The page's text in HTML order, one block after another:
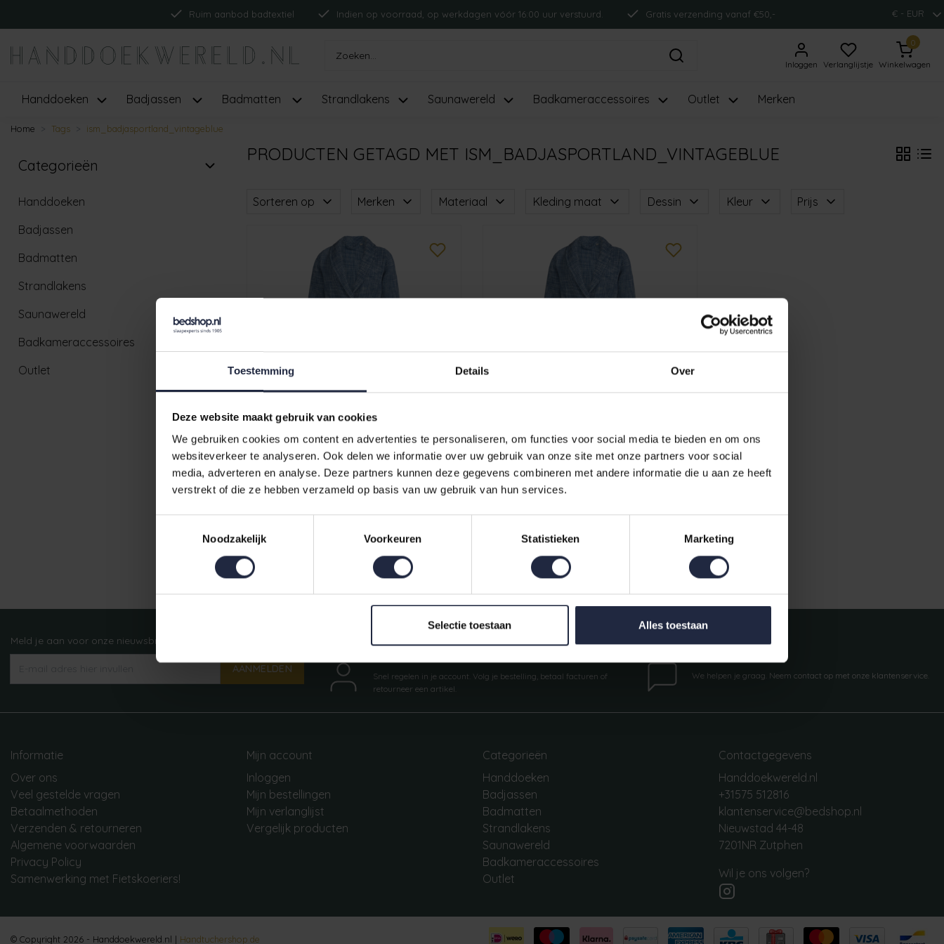
Toestemming Details Over
Deze website maakt gebruik van cookies
We gebruiken cookies om content en advertenties te personaliseren, om functies voor social media te bieden en om ons
websiteverkeer te analyseren. Ook delen we informatie over uw gebruik van onze site met onze partners voor social
media, adverteren en analyse. Deze partners kunnen deze gegevens combineren met andere informatie die u aan ze heeft
verstrekt of die ze hebben verzameld op basis van uw gebruik van hun services.
Noodzakelijk
Voorkeuren Statistieken Marketing
Selectie toestaan Alles toestaan
Ruim aanbod badtextiel Indien op voorraad, op werkdagen vóór 16:00 uur verstuurd. Gratis verzending vanaf €50,- € - EUR
Inloggen Verlanglijstje
0
Winkelwagen
Handdoeken Badjassen Badmatten Strandlakens Saunawereld Badkameraccessoires Outlet Merken
Home Tags ism_badjasportland_vintageblue
Categorieën
Handdoeken
Badjassen
Badmatten
Strandlakens
Saunawereld
Badkameraccessoires
Outlet
PRODUCTEN GETAGD MET ISM_BADJASPORTLAND_VINTAGEBLUE
Sorteren op Merken Materiaal Kleding maat Dessin Kleur Prijs
Vandyck Portland Badjas Vintage
Blue Medium
Vandyck Portland Badjas Vintage
Blue Small
Ruim aanbod badtextiel Indien op voorraad, op werkdagen vóór 16:00 uur verstuurd. Gratis verzending vanaf €50,-
Meld je aan voor onze nieuwsbrief!
AANMELDEN
Mijn account
Snel regelen in je account. Volg je bestelling, betaal facturen of
retourneer een artikel.
Vragen?
We helpen je graag. Neem contact op met onze klantenservice.
Informatie
Over ons
Veel gestelde vragen
Betaalmethoden
Verzenden & retourneren
Algemene voorwaarden
Privacy Policy
Samenwerking met Fietskoeriers!
Mijn account
Inloggen
Mijn bestellingen
Mijn verlanglijst
Vergelijk producten
Categorieën
Handdoeken
Badjassen
Badmatten
Strandlakens
Saunawereld
Badkameraccessoires
Outlet
Contactgegevens
Handdoekwereld.nl
+31575 512816
klantenservice@bedshop.nl
Nieuwstad 44-48
7201NR Zutphen
Wil je ons volgen?
© Copyright 2026 - Handdoekwereld.nl | Handtuchershop.de